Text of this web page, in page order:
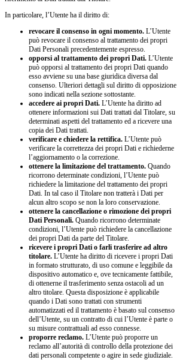
In particolare, l’Utente ha il diritto di:
revocare il consenso in ogni momento. L’Utente
può revocare il consenso al trattamento dei propri
Dati Personali precedentemente espresso.
opporsi al trattamento dei propri Dati. L’Utente
può opporsi al trattamento dei propri Dati quando
esso avviene su una base giuridica diversa dal
consenso. Ulteriori dettagli sul diritto di opposizione
sono indicati nella sezione sottostante.
accedere ai propri Dati. L’Utente ha diritto ad
ottenere informazioni sui Dati trattati dal Titolare, su
determinati aspetti del trattamento ed a ricevere una
copia dei Dati trattati.
verificare e chiedere la rettifica. L’Utente può
verificare la correttezza dei propri Dati e richiederne
l’aggiornamento o la correzione.
ottenere la limitazione del trattamento. Quando
ricorrono determinate condizioni, l’Utente può
richiedere la limitazione del trattamento dei propri
Dati. In tal caso il Titolare non tratterà i Dati per
alcun altro scopo se non la loro conservazione.
ottenere la cancellazione o rimozione dei propri
Dati Personali. Quando ricorrono determinate
condizioni, l’Utente può richiedere la cancellazione
dei propri Dati da parte del Titolare.
ricevere i propri Dati o farli trasferire ad altro
titolare. L’Utente ha diritto di ricevere i propri Dati
in formato strutturato, di uso comune e leggibile da
dispositivo automatico e, ove tecnicamente fattibile,
di ottenerne il trasferimento senza ostacoli ad un
altro titolare. Questa disposizione è applicabile
quando i Dati sono trattati con strumenti
automatizzati ed il trattamento è basato sul consenso
dell’Utente, su un contratto di cui l’Utente è parte o
su misure contrattuali ad esso connesse.
proporre reclamo. L’Utente può proporre un
reclamo all’autorità di controllo della protezione dei
dati personali competente o agire in sede giudiziale.